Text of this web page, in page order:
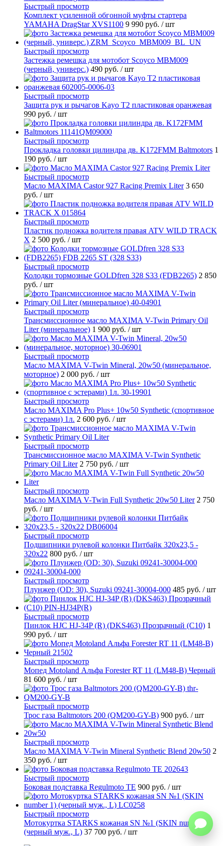
Быстрый просмотр
Комплект усиленной обгонной муфты стартера
YAMAHA DragStar XVS1100 9 990 руб. / шт
Быстрый просмотр
Застежка ремешка для мотобот Scoyco MBM009
(черный, универс.) 490 руб. / шт
Быстрый просмотр
Защита рук и рычагов Kayo T2 пластиковая оранжевая
990 руб. / шт
Быстрый просмотр
Прокладка головки цилиндра дв. K172FMM Baltmotors 1
190 руб. / шт
Быстрый просмотр
Масло MAXIMA Castor 927 Racing Premix Liter 3 650
руб. / шт
Быстрый просмотр
Пластик подножка водителя правая ATV WILD TRACK
X 2 500 руб. / шт
Быстрый просмотр
Колодки тормозные GOLDfren 328 S33 (FDB2265) 2 850
руб. / шт
Быстрый просмотр
Трансмиссионное масло MAXIMA V-Twin Primary Oil
Liter (минеральное) 1 900 руб. / шт
Быстрый просмотр
Масло MAXIMA V-Twin Mineral, 20w50 (минеральное,
моторное) 2 000 руб. / шт
Быстрый просмотр
Масло MAXIMA Pro Plus+ 10w50 Synthetic (спортивное
с эстерами) 1л. 2 600 руб. / шт
Быстрый просмотр
Трансмиссионное масло MAXIMA V-Twin Synthetic
Primary Oil Liter 2 750 руб. / шт
Быстрый просмотр
Масло MAXIMA V-Twin Full Synthetic 20w50 Liter 2 750
руб. / шт
Быстрый просмотр
Подшипники рулевой колонки Питбайк 320x23,5 -
320x22 800 руб. / шт
Быстрый просмотр
Плунжер (OD: 30), Suzuki 09241-30004-000 485 руб. / шт
Быстрый просмотр
Пинлок HJC HJ-34P (R) (DKS463) Прозрачный (C10) 1
990 руб. / шт
Быстрый просмотр
Мопед Motoland Альфа Forester RT 11 (LM48-B) Черный
81 600 руб. / шт
Быстрый просмотр
Трос газа Baltmotors 200 (QM200-GY-B) 900 руб. / шт
Быстрый просмотр
Масло MAXIMA V-Twin Mineral Synthetic Blend 20w50 2
350 руб. / шт
Быстрый просмотр
Боковая подставка Regulmoto TE 900 руб. / шт
Быстрый просмотр
Мотокуртка STARKS кожаная SN №1 (SKIN number 1)
(черный муж., L) 37 700 руб. / шт